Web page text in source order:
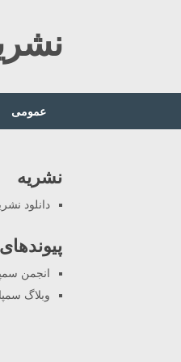
عمومی
نشریه
دانلود
انجمن
وبلاگ